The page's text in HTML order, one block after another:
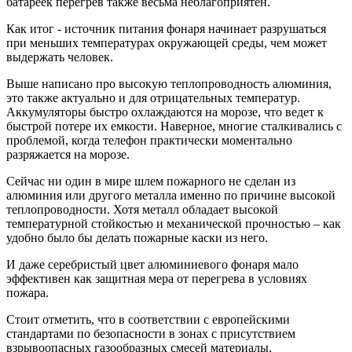
Как итог - источник питания фонаря начинает разрушаться
при меньших температурах окружающей среды, чем может
выдержать человек.
Выше написано про высокую теплопроводность алюминия,
это также актуально и для отрицательных температур.
Аккумуляторы быстро охлаждаются на морозе, что ведет к
быстрой потере их емкости. Наверное, многие сталкивались с
проблемой, когда телефон практически моментально
разряжается на морозе.
Сейчас ни один в мире шлем пожарного не сделан из
алюминия или другого металла именно по причине высокой
теплопроводности. Хотя металл обладает высокой
температурной стойкостью и механической прочностью – как
удобно было бы делать пожарные каски из него.
И даже серебристый цвет алюминиевого фонаря мало
эффективен как защитная мера от перегрева в условиях
пожара.
Стоит отметить, что в соответствии с европейскими
стандартами по безопасности в зонах с присутствием
взрывоопасных газообразных смесей материалы,